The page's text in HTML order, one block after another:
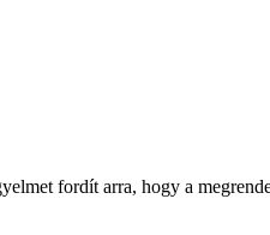
fordít arra, hogy a